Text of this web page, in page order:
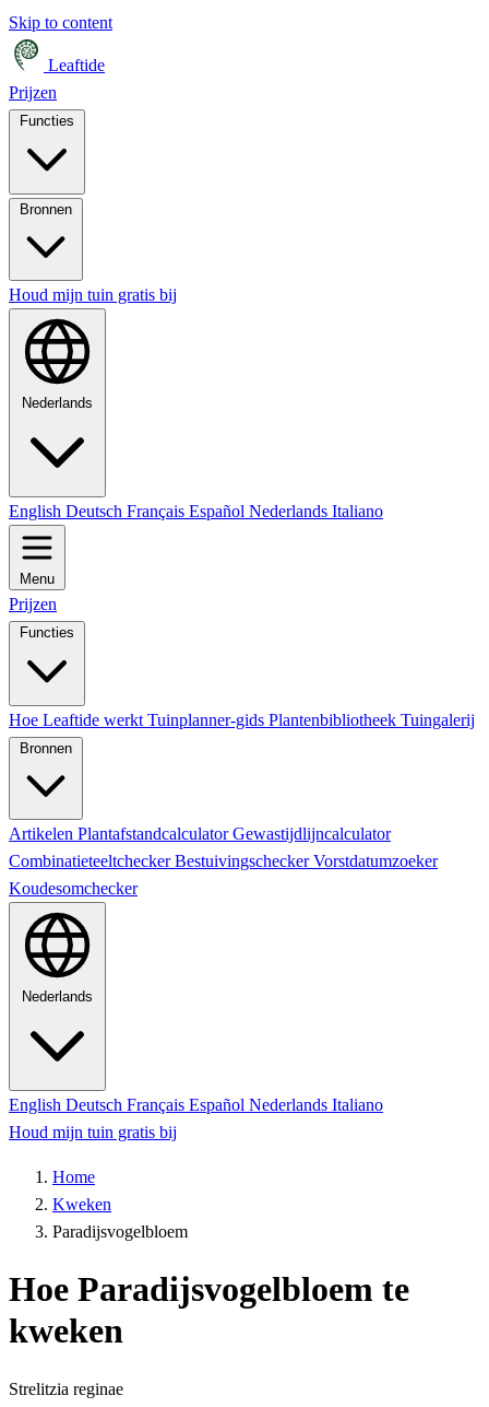
Skip to content
Leaftide
Prijzen
Houd mijn tuin gratis bij
Nederlands
English Deutsch Français Español Nederlands Italiano
Menu
Prijzen
Functies
Hoe Leaftide werkt Tuinplanner-gids Plantenbibliotheek Tuingalerij
Bronnen
Artikelen PlantafstandcalculatorGewastijdlijncalculator
CombinatieteeltcheckerBestuivingscheckerVorstdatumzoeker
Koudesomchecker
Nederlands
English Deutsch Français Español Nederlands Italiano
Houd mijn tuin gratis bij
Home
Kweken
Paradijsvogelbloem
Hoe Paradijsvogelbloem te
kweken
Strelitzia reginae